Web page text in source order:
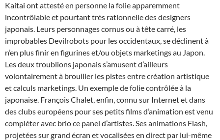
Kaitai ont attesté en personne la folie apparemment
incontrôlable et pourtant très rationnelle des designers
japonais. Leurs personnages cornus ou à tête carré, les
improbables Devilrobots pour les occidentaux, se déclinent à
n’en plus finir en figurines et/ou objets marketings au Japon.
Les deux troublions japonais s’amusent d’ailleurs
volontairement à brouiller les pistes entre création artistique
et calculs marketings. Un exemple de folie contrôlée à la
japonaise. François Chalet, enfin, connu sur Internet et dans
des clubs européens pour ses petits films d’animation est venu
compléter avec brio ce panel d’artistes. Ses animations Flash,
projetées sur grand écran et vocalisées en direct par lui-même